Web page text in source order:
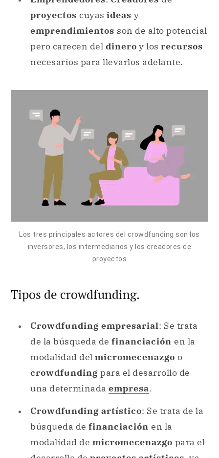
proyectos cuyas ideas y
emprendimientos son de alto potencial
pero carecen del dinero y los recursos
necesarios para llevarlos adelante.
Los tres principales actores del crowdfunding son los
inversores, los intermediarios y los creadores de
proyectos
Tipos de crowdfunding.
Crowdfunding empresarial: Se trata
de la búsqueda de financiación en la
modalidad del micromecenazgo o
crowdfunding para el desarrollo de
una determinada empresa.
Crowdfunding artístico: Se trata de la
búsqueda de financiación en la
modalidad de micromecenazgo para el